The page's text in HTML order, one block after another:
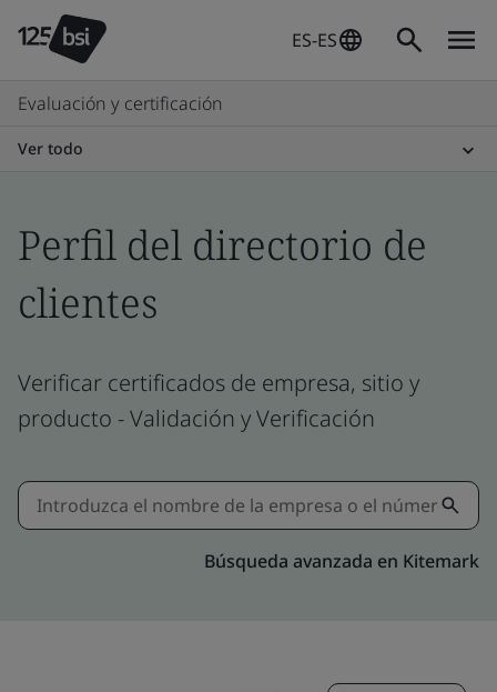
ES-ES
Evaluación y certificación
Ver todo
Perfil del directorio de
clientes
Verificar certificados de empresa, sitio y
producto - Validación y Verificación
Búsqueda avanzada en Kitemark